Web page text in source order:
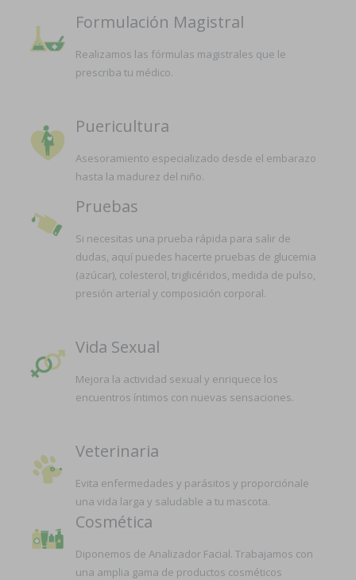
Formulación Magistral
Realizamos las fórmulas magistrales que le
prescriba tu médico.
Puericultura
Asesoramiento especializado desde el embarazo
hasta la madurez del niño.
Pruebas
Si necesitas una prueba rápida para salir de
dudas, aquí puedes hacerte pruebas de glucemia
(azúcar), colesterol, triglicéridos, medida de pulso,
presión arterial y composición corporal.
Vida Sexual
Mejora la actividad sexual y enriquece los
encuentros íntimos con nuevas sensaciones.
Veterinaria
Evita enfermedades y parásitos y proporciónale
una vida larga y saludable a tu mascota.
Cosmética
Diponemos de Analizador Facial. Trabajamos con
una amplia gama de productos cosméticos